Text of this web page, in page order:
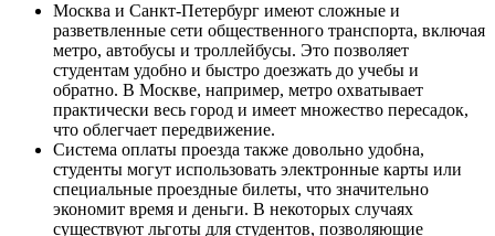
Москва и Санкт-Петербург имеют сложные и
разветвленные сети общественного транспорта, включая
метро, автобусы и троллейбусы. Это позволяет
студентам удобно и быстро доезжать до учебы и
обратно. В Москве, например, метро охватывает
практически весь город и имеет множество пересадок,
что облегчает передвижение.
Система оплаты проезда также довольно удобна,
студенты могут использовать электронные карты или
специальные проездные билеты, что значительно
экономит время и деньги. В некоторых случаях
существуют льготы для студентов, позволяющие